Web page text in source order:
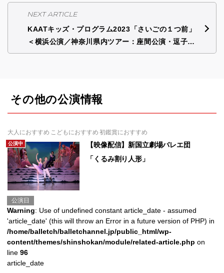
NEXT ARTICLE
KAATキッズ・プログラム2023「さいごの１つ前」
＜横浜公演／神奈川県内ツアー：座間公演・逗子…
その他の公演情報
大人におすすめ こどもにおすすめ 初鑑賞におすすめ
公演中
【映像配信】新国立劇場バレエ団
「くるみ割り人形」
公演日
Warning: Use of undefined constant article_date - assumed
'article_date' (this will throw an Error in a future version of PHP) in
/home/balletch/balletchannel.jp/public_html/wp-
content/themes/shinshokan/module/related-article.php on
line 96
article_date